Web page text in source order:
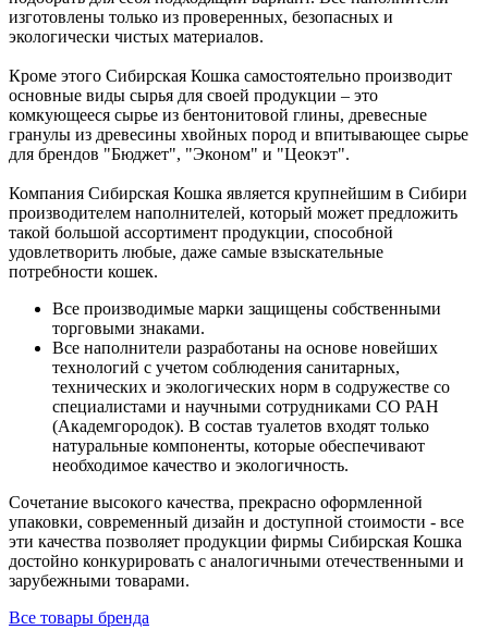
изготовлены только из проверенных, безопасных и
экологически чистых материалов.
Кроме этого Сибирская Кошка самостоятельно производит
основные виды сырья для своей продукции – это
комкующееся сырье из бентонитовой глины, древесные
гранулы из древесины хвойных пород и впитывающее сырье
для брендов "Бюджет", "Эконом" и "Цеокэт".
Компания Сибирская Кошка является крупнейшим в Сибири
производителем наполнителей, который может предложить
такой большой ассортимент продукции, способной
удовлетворить любые, даже самые взыскательные
потребности кошек.
Все производимые марки защищены собственными
торговыми знаками.
Все наполнители разработаны на основе новейших
технологий с учетом соблюдения санитарных,
технических и экологических норм в содружестве со
специалистами и научными сотрудниками СО РАН
(Академгородок). В состав туалетов входят только
натуральные компоненты, которые обеспечивают
необходимое качество и экологичность.
Сочетание высокого качества, прекрасно оформленной
упаковки, современный дизайн и доступной стоимости - все
эти качества позволяет продукции фирмы Сибирская Кошка
достойно конкурировать с аналогичными отечественными и
зарубежными товарами.
Все товары бренда